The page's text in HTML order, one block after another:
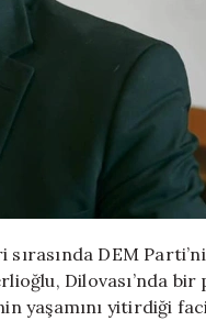
DEM
Dilovası’nda bir
yaşamını yitirdiği